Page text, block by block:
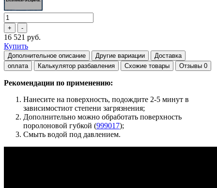
16 521 руб.
Купить
Дополнительное описание Другие вариации
Доставка
оплата
Калькулятор разбавления Схожие товары Отзывы 0
Рекомендации по применению:
Нанесите на поверхность, подождите 2-5 минут в
зависимостиот степени загрязнения;
Дополнительно можно обработать поверхность
поролоновой губкой (999017);
Смыть водой под давлением.